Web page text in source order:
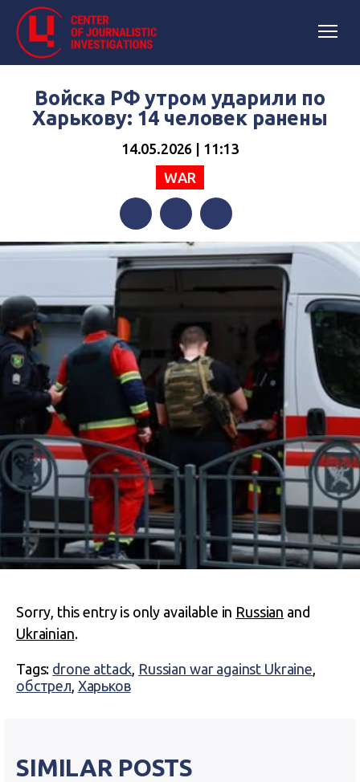
Войска РФ утром ударили по
Харькову: 14 человек ранены
14.05.2026 | 11:13
WAR
FacebookTwitterTelegram
Sorry, this entry is only available in Russian and
Ukrainian.
Tags: drone attack, Russian war against Ukraine,
обстрел, Харьков
SIMILAR POSTS